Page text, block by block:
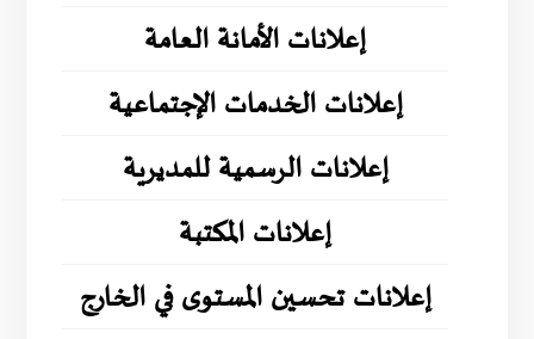
إعلانات الأمانة العامة
إعلانات الخدمات الإجتماعية
إعلانات الرسمية للمديرية
إعلانات المكتبة
إعلانات تحسين المستوى في الخارج